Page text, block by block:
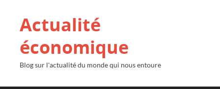
Actualité
économique
Blog sur l'actualité du monde qui nous entoure